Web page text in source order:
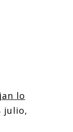
lo
julio,